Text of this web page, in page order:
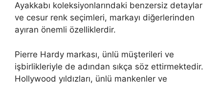
Ayakkabı koleksiyonlarındaki benzersiz detaylar
ve cesur renk seçimleri, markayı diğerlerinden
ayıran önemli özelliklerdir.
Pierre Hardy markası, ünlü müşterileri ve
işbirlikleriyle de adından sıkça söz ettirmektedir.
Hollywood yıldızları, ünlü mankenler ve